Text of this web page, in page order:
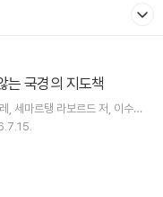
는 국경의 지도책
세마르탱 라보르드 저 이수진